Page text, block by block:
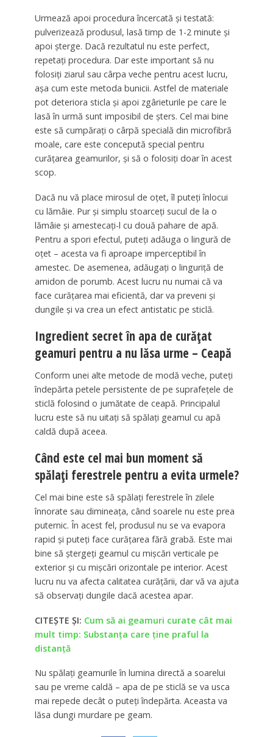
Urmează apoi procedura încercată și testată:
pulverizează produsul, lasă timp de 1-2 minute și
apoi șterge. Dacă rezultatul nu este perfect,
repetați procedura. Dar este important să nu
folosiți ziarul sau cârpa veche pentru acest lucru,
așa cum este metoda bunicii. Astfel de materiale
pot deteriora sticla și apoi zgârieturile pe care le
lasă în urmă sunt imposibil de șters. Cel mai bine
este să cumpărați o cârpă specială din microfibră
moale, care este concepută special pentru
curățarea geamurilor, și să o folosiți doar în acest
scop.
Dacă nu vă place mirosul de oțet, îl puteți înlocui
cu lămâie. Pur și simplu stoarceți sucul de la o
lămâie și amestecați-l cu două pahare de apă.
Pentru a spori efectul, puteți adăuga o lingură de
oțet – acesta va fi aproape imperceptibil în
amestec. De asemenea, adăugați o linguriță de
amidon de porumb. Acest lucru nu numai că va
face curățarea mai eficientă, dar va preveni și
dungile și va crea un efect antistatic pe sticlă.
Ingredient secret în apa de curățat
geamuri pentru a nu lăsa urme – Ceapă
Conform unei alte metode de modă veche, puteți
îndepărta petele persistente de pe suprafețele de
sticlă folosind o jumătate de ceapă. Principalul
lucru este să nu uitați să spălați geamul cu apă
caldă după aceea.
Când este cel mai bun moment să
spălați ferestrele pentru a evita urmele?
Cel mai bine este să spălați ferestrele în zilele
înnorate sau dimineața, când soarele nu este prea
puternic. În acest fel, produsul nu se va evapora
rapid și puteți face curățarea fără grabă. Este mai
bine să ștergeți geamul cu mișcări verticale pe
exterior și cu mișcări orizontale pe interior. Acest
lucru nu va afecta calitatea curățării, dar vă va ajuta
să observați dungile dacă acestea apar.
CITEȘTE ȘI: Cum să ai geamuri curate cât mai
mult timp: Substanța care ține praful la
distanță
Nu spălați geamurile în lumina directă a soarelui
sau pe vreme caldă – apa de pe sticlă se va usca
mai repede decât o puteți îndepărta. Aceasta va
lăsa dungi murdare pe geam.